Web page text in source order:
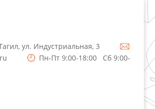
ул. Индустриальная, 3
Пн-Пт 9:00-18:00 Сб 9:00-